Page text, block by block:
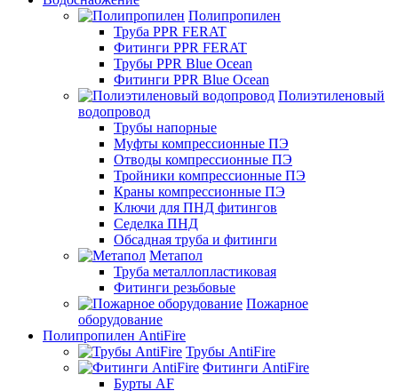
Полипропилен
Труба PPR FERAT
Фитинги PPR FERAT
Трубы PPR Blue Ocean
Фитинги PPR Blue Ocean
Полиэтиленовый
водопровод
Трубы напорные
Муфты компрессионные ПЭ
Отводы компрессионные ПЭ
Тройники компрессионные ПЭ
Краны компрессионные ПЭ
Ключи для ПНД фитингов
Седелка ПНД
Обсадная труба и фитинги
Метапол
Труба металлопластиковая
Фитинги резьбовые
Пожарное
оборудование
Полипропилен AntiFire
Трубы AntiFire
Фитинги AntiFire
Бурты AF